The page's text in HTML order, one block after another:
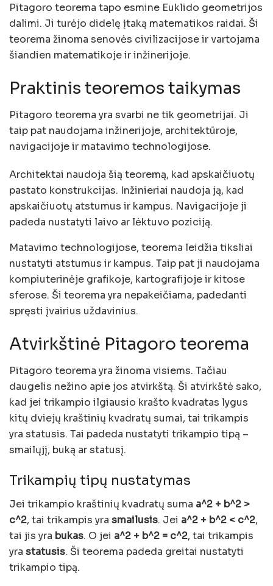
Pitagoro teorema tapo esmine Euklido geometrijos
dalimi. Ji turėjo didelę įtaką matematikos raidai. Ši
teorema žinoma senovės civilizacijose ir vartojama
šiandien matematikoje ir inžinerijoje.
Praktinis teoremos taikymas
Pitagoro teorema yra svarbi ne tik geometrijai. Ji
taip pat naudojama inžinerijoje, architektūroje,
navigacijoje ir matavimo technologijose.
Architektai naudoja šią teoremą, kad apskaičiuotų
pastato konstrukcijas. Inžinieriai naudoja ją, kad
apskaičiuotų atstumus ir kampus. Navigacijoje ji
padeda nustatyti laivo ar lėktuvo poziciją.
Matavimo technologijose, teorema leidžia tiksliai
nustatyti atstumus ir kampus. Taip pat ji naudojama
kompiuterinėje grafikoje, kartografijoje ir kitose
sferose. Ši teorema yra nepakeičiama, padedanti
spręsti įvairius uždavinius.
Atvirkštinė Pitagoro teorema
Pitagoro teorema yra žinoma visiems. Tačiau
daugelis nežino apie jos atvirkštą. Ši atvirkštė sako,
kad jei trikampio ilgiausio krašto kvadratas lygus
kitų dviejų kraštinių kvadratų sumai, tai trikampis
yra statusis. Tai padeda nustatyti trikampio tipą –
smailųjį, buką ar statusį.
Trikampių tipų nustatymas
Jei trikampio kraštinių kvadratų suma a^2 + b^2 >
c^2, tai trikampis yra smailusis. Jei a^2 + b^2 < c^2,
tai jis yra bukas. O jei a^2 + b^2 = c^2, tai trikampis
yra statusis. Ši teorema padeda greitai nustatyti
trikampio tipą.